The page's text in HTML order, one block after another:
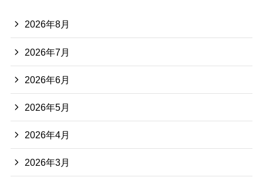
2026年8月
2026年7月
2026年6月
2026年5月
2026年4月
2026年3月